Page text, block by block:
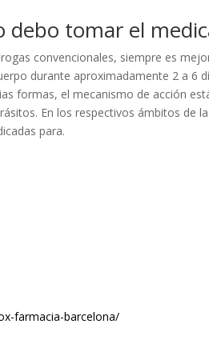
debo tomar el
convencionales, siempre es
durante aproximadamente 2 a 6
formas, el mecanismo de acción
En los respectivos ámbitos de
para.
farmacia-barcelona/